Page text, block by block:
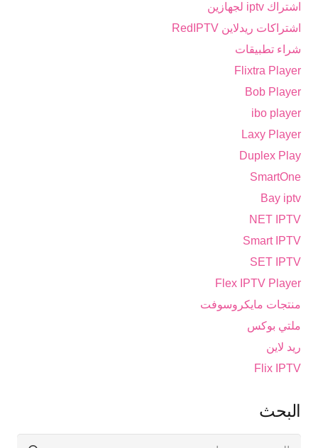
اشتراك iptv لجهازين
اشتراكات ريدلاين RedIPTV
شراء تطبيقات
Flixtra Player
Bob Player
ibo player
Laxy Player
Duplex Play
SmartOne
Bay iptv
NET IPTV
Smart IPTV
SET IPTV
Flex IPTV Player
منتجات مايكروسوفت
ملتي بوكس
ريد لاين
Flix IPTV
البحث